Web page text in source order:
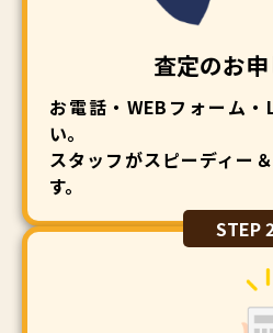
査定のお
お電話・WEBフォーム
い。
スタッフがスピーディー
す。
STEP